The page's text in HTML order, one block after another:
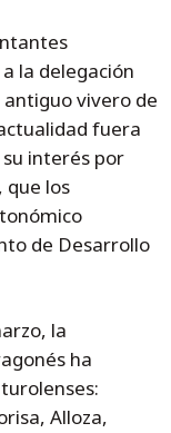
la delegación
vivero de
fuera
interés por
que los
de Desarrollo
la
ha
Alloza,